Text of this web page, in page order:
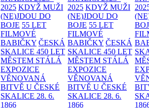
2025 KDYŽ MUŽI
(NE)JDOU DO
BOJE 55 LET
FILMOVÉ
BABIČKY ČESKÁ
SKALICE 450 LET
MĚSTEM STÁLÁ
EXPOZICE
VĚNOVANÁ
BITVĚ U ČESKÉ
SKALICE 28. 6.
1866
2025 KDYŽ MUŽI
(NE)JDOU DO
BOJE 55 LET
FILMOVÉ
BABIČKY ČESKÁ
SKALICE 450 LET
MĚSTEM STÁLÁ
EXPOZICE
VĚNOVANÁ
BITVĚ U ČESKÉ
SKALICE 28. 6.
1866